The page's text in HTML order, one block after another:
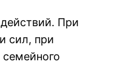
При
сил, при